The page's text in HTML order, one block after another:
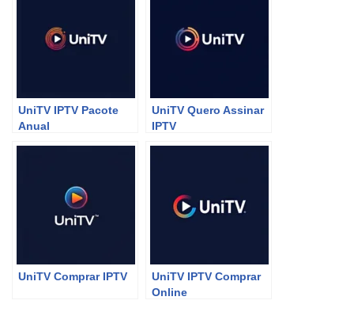
UniTV IPTV Pacote
Anual
UniTV Quero Assinar
IPTV
UniTV Comprar IPTV
UniTV IPTV Comprar
Online